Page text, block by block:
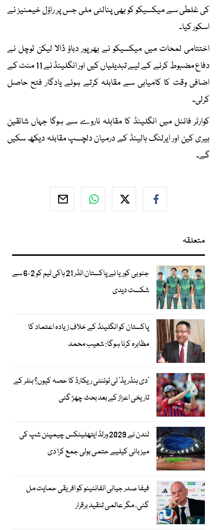
کی غلطی سے میکسیکو کو بھی پنالٹی ملی جس پر راؤل خیمنیز نے
اسکور کیا۔
اختتامی لمحات میں میکسیکو نے بھرپور دباؤ ڈالا لیکن ٹوچل نے
دفاع مضبوط کرنے کے لیے تبدیلیاں کیں اور انگلینڈ نے 11 منٹ کے
اضافی وقت کا کامیابی سے مقابلہ کرتے ہوئے یادگار فتح حاصل
کرلی۔
کوارٹر فائنل میں انگلینڈ کا مقابلہ ناروے سے ہوگا جہاں شائقین
ہیری کین اور ایرلنگ ہالینڈ کے درمیان دلچسپ مقابلہ دیکھ سکیں
گے۔
متعلقہ
جنوبی کوریا نے پاکستان انڈر 21 ہاکی ٹیم کو 2-6 سے
شکست دیدی
پاکستان کو انگلینڈ کے خلاف زیادہ اعتماد کا
مظاہرہ کرنا ہوگا: شعیب محمد
’دی ہنڈریڈ‘ ٹی ٹوئنٹی ریکارڈ کا حصہ کیوں؟ بٹلر کے
تاریخی اعزاز کے بعد بحث چھڑ گئی
لندن نے 2029 ورلڈ ایتھلیٹکس چیمپئن شپ کی
میزبانی کیلیے حتمی بولی جمع کرا دی
فیفا صدر جیانی انفانٹینو کو افریقی حمایت مل
گئی، مگر عالمی تنقید برقرار